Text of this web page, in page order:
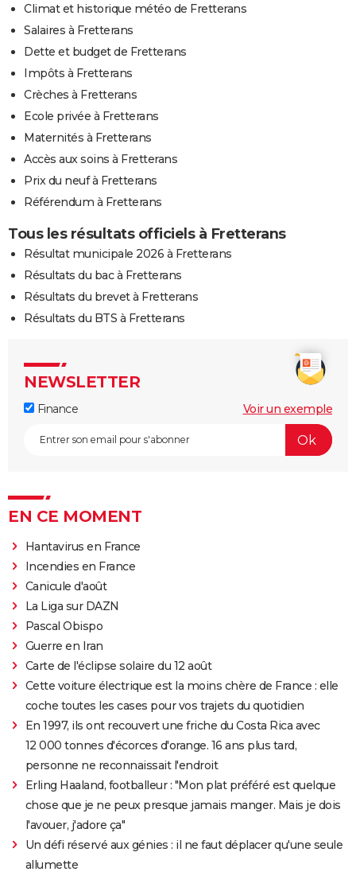
Climat et historique météo de Fretterans
Salaires à Fretterans
Dette et budget de Fretterans
Impôts à Fretterans
Crèches à Fretterans
Ecole privée à Fretterans
Maternités à Fretterans
Accès aux soins à Fretterans
Prix du neuf à Fretterans
Référendum à Fretterans
Tous les résultats officiels à Fretterans
Résultat municipale 2026 à Fretterans
Résultats du bac à Fretterans
Résultats du brevet à Fretterans
Résultats du BTS à Fretterans
NEWSLETTER
Finance Voir un exemple
EN CE MOMENT
Hantavirus en France
Incendies en France
Canicule d'août
La Liga sur DAZN
Pascal Obispo
Guerre en Iran
Carte de l'éclipse solaire du 12 août
Cette voiture électrique est la moins chère de France : elle
coche toutes les cases pour vos trajets du quotidien
En 1997, ils ont recouvert une friche du Costa Rica avec
12 000 tonnes d'écorces d'orange. 16 ans plus tard,
personne ne reconnaissait l'endroit
Erling Haaland, footballeur : "Mon plat préféré est quelque
chose que je ne peux presque jamais manger. Mais je dois
l'avouer, j'adore ça"
Un défi réservé aux génies : il ne faut déplacer qu'une seule
allumette